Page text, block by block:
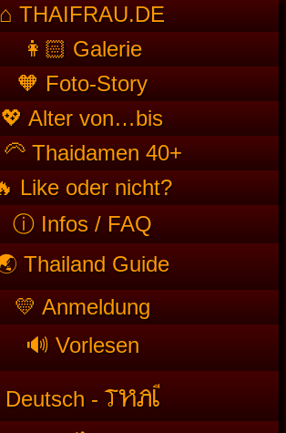
⌂ THAIFRAU.DE
👩🏻 Galerie
🧡 Foto-Story
💖 Alter von…bis
Thaidamen 40+
Like oder nicht?
ⓘ Infos / FAQ
Thailand Guide
💛 Anmeldung
🔊 Vorlesen
Deutsch - THAI